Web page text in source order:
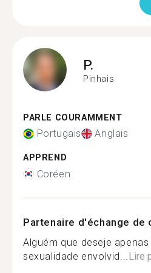
P.
Pinhais
PARLE COURAMMENT
Portugais Anglais
APPREND
Coréen
Partenaire d'échange de
Alguém que deseje
sexualidade envolvid... Lire